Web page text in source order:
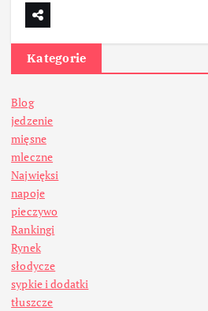
Kategorie
Blog
jedzenie
mięsne
mleczne
Najwięksi
napoje
pieczywo
Rankingi
Rynek
słodycze
sypkie i dodatki
tłuszcze